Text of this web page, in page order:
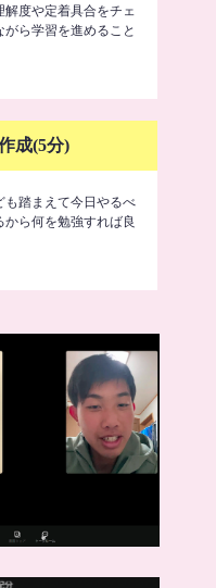
度や定着具合をチェ
ら学習を進めること
成(5分)
も踏まえて今日やるべ
ら何を勉強すれば良